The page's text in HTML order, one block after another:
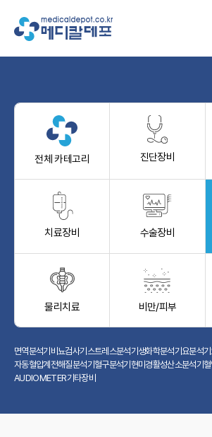
전체 카테고리 진단장비
치료장비 수술장비
물리치료 비만/피부
면역분석기 비뇨검사기 스트레스분석기 생화학분석기요분석기
자동혈압계 전해질분석기 혈구분석기 현미경활성산소분석기
AUDIOMETER기타장비